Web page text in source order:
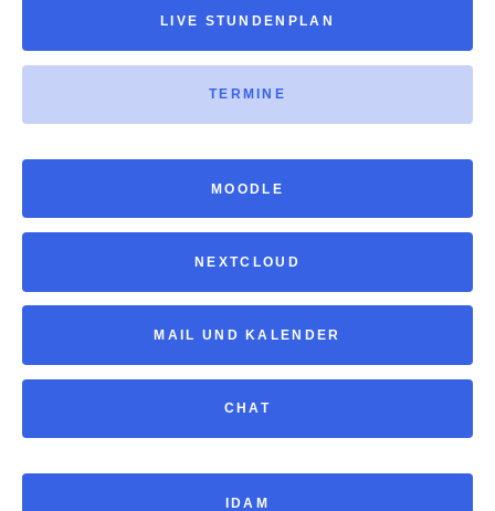
LIVE STUNDENPLAN
TERMINE
MOODLE
NEXTCLOUD
MAIL UND KALENDER
CHAT
IDAM